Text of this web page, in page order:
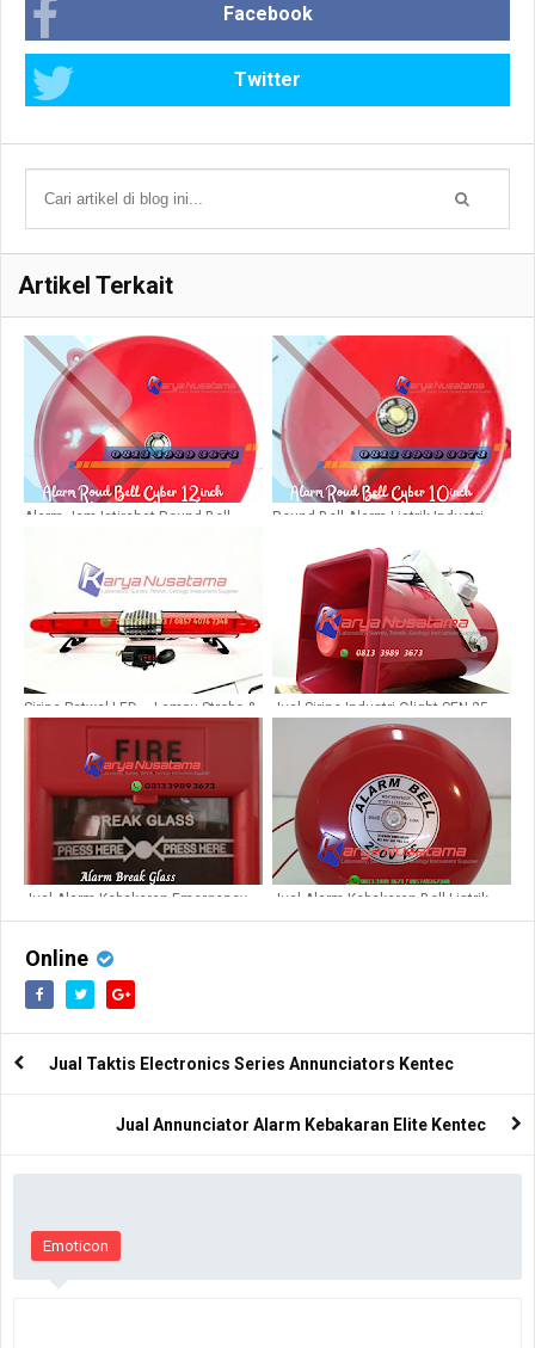
Facebook
Twitter
Artikel Terkait
Alarm Jam Istirahat Round Bell
Round Bell Alarm Listrik Industri
Sirine Patwal LED – Lampu Strobo &
Alarm Kendaraan
Jual Sirine Industri Qlight SEN 25
Ws LC 220V di Sidoarjo
Jual Alarm Kebakaran Emergency
Jual Alarm Kebakaran Bell Listrik
Online
Jual Taktis Electronics Series Annunciators Kentec
Jual Annunciator Alarm Kebakaran Elite Kentec
Emoticon